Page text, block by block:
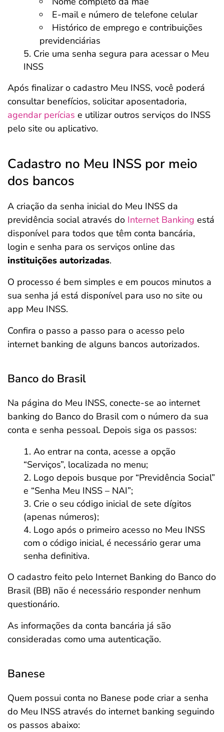
E-mail e número de telefone celular
Histórico de emprego e contribuições
previdenciárias
Crie uma senha segura para acessar o Meu
INSS
Após finalizar o cadastro Meu INSS, você poderá
consultar benefícios, solicitar aposentadoria,
agendar perícias e utilizar outros serviços do INSS
pelo site ou aplicativo.
Cadastro no Meu INSS por meio
dos bancos
A criação da senha inicial do Meu INSS da
previdência social através do Internet Banking está
disponível para todos que têm conta bancária,
login e senha para os serviços online das
instituições autorizadas.
O processo é bem simples e em poucos minutos a
sua senha já está disponível para uso no site ou
app Meu INSS.
Confira o passo a passo para o acesso pelo
internet banking de alguns bancos autorizados.
Banco do Brasil
Na página do Meu INSS, conecte-se ao internet
banking do Banco do Brasil com o número da sua
conta e senha pessoal. Depois siga os passos:
Ao entrar na conta, acesse a opção
“Serviços”, localizada no menu;
Logo depois busque por “Previdência Social”
e “Senha Meu INSS – NAI”;
Crie o seu código inicial de sete dígitos
(apenas números);
Logo após o primeiro acesso no Meu INSS
com o código inicial, é necessário gerar uma
senha definitiva.
O cadastro feito pelo Internet Banking do Banco do
Brasil (BB) não é necessário responder nenhum
questionário.
As informações da conta bancária já são
consideradas como uma autenticação.
Banese
Quem possui conta no Banese pode criar a senha
do Meu INSS através do internet banking seguindo
os passos abaixo: